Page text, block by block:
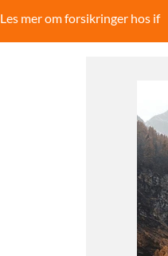
Les mer om forsikringer hos if